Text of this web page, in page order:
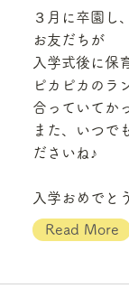
３月に卒園し
お友だちが
入学式後に保
ピカピカのラ
合っていてか
また、いつで
ださいね♪
入学おめでと
Read More